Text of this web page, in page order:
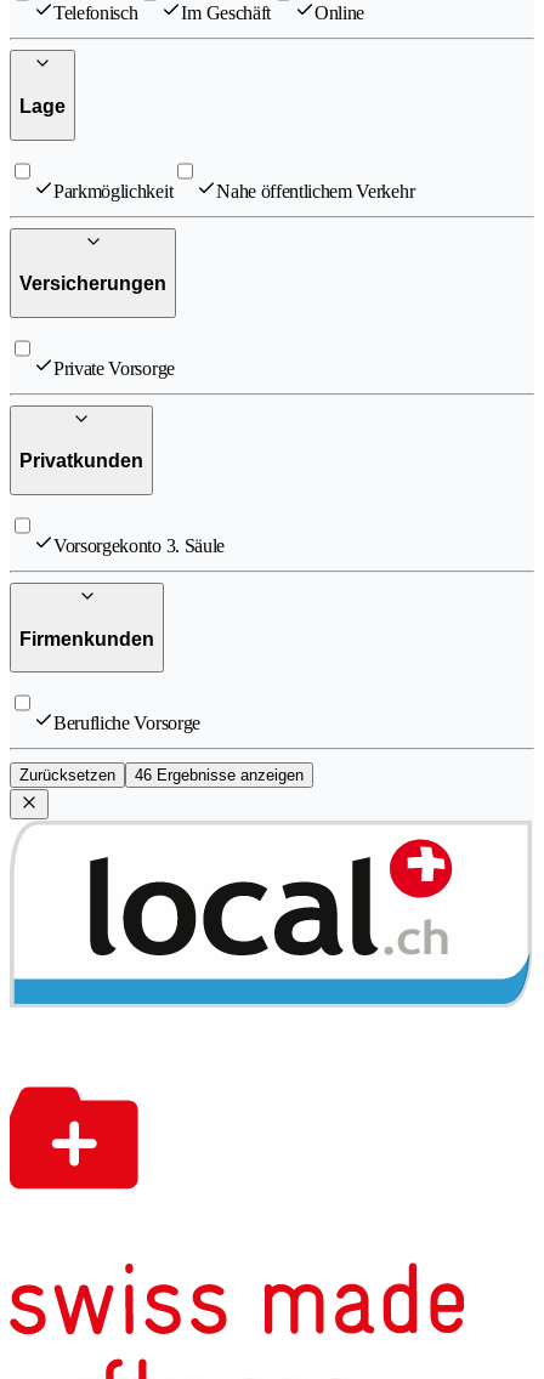
Telefonisch Im Geschäft Online
Lage
Parkmöglichkeit Nahe öffentlichem Verkehr
Versicherungen
Private Vorsorge
Privatkunden
Vorsorgekonto 3. Säule
Firmenkunden
Berufliche Vorsorge
Zurücksetzen 46 Ergebnisse anzeigen